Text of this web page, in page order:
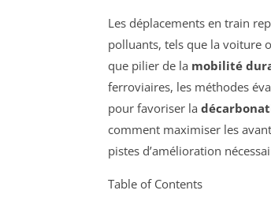
Les déplacements en train
polluants, tels que la voiture
que pilier de la mobilité
ferroviaires, les méthodes
pour favoriser la
comment maximiser les
pistes d’amélioration
Table of Contents